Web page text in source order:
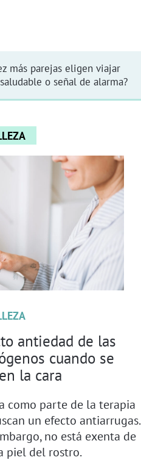
más parejas eligen viajar
o señal de alarma?
antiedad de las
cuando se
la cara
como parte de la terapia
un efecto antiarrugas.
no está exenta de
piel del rostro.